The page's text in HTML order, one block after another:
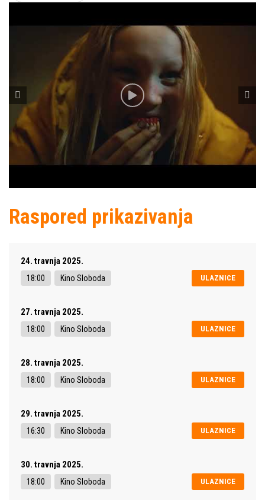
Raspored prikazivanja
24. travnja 2025.
ULAZNICE
18:00 Kino Sloboda
27. travnja 2025.
ULAZNICE
18:00 Kino Sloboda
28. travnja 2025.
ULAZNICE
18:00 Kino Sloboda
29. travnja 2025.
ULAZNICE
16:30 Kino Sloboda
30. travnja 2025.
ULAZNICE
18:00 Kino Sloboda